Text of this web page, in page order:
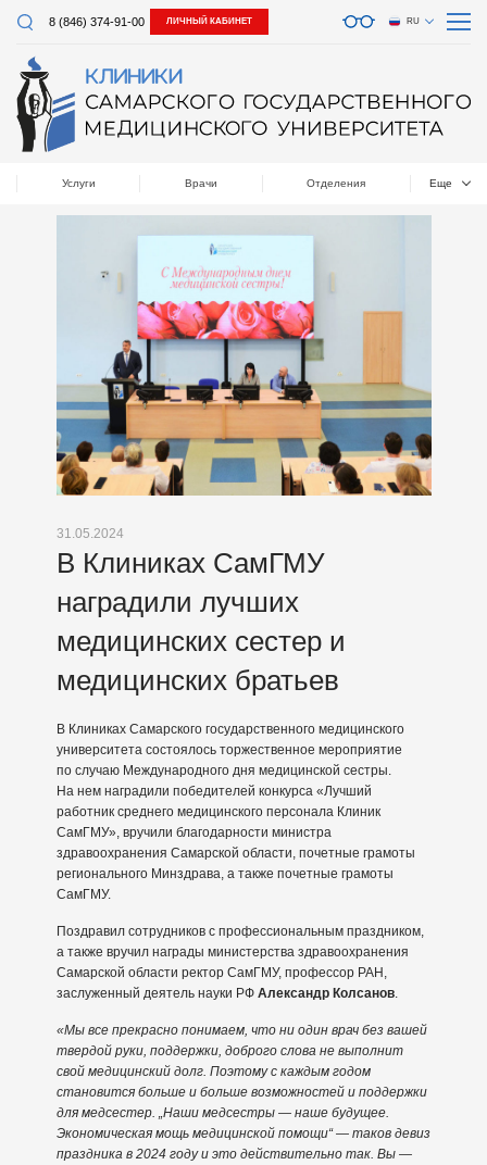
8 (846) 374-91-00 ЛИЧНЫЙ КАБИНЕТ RU
Услуги Врачи Отделения Еще
31.05.2024
В Клиниках СамГМУ
наградили лучших
медицинских сестер и
медицинских братьев
В Клиниках Самарского государственного медицинского
университета состоялось торжественное мероприятие
по случаю Международного дня медицинской сестры.
На нем наградили победителей конкурса «Лучший
работник среднего медицинского персонала Клиник
СамГМУ», вручили благодарности министра
здравоохранения Самарской области, почетные грамоты
регионального Минздрава, а также почетные грамоты
СамГМУ.
Поздравил сотрудников с профессиональным праздником,
а также вручил награды министерства здравоохранения
Самарской области ректор СамГМУ, профессор РАН,
заслуженный деятель науки РФ Александр Колсанов.
«Мы все прекрасно понимаем, что ни один врач без вашей
твердой руки, поддержки, доброго слова не выполнит
свой медицинский долг. Поэтому с каждым годом
становится больше и больше возможностей и поддержки
для медсестер. „Наши медсестры — наше будущее.
Экономическая мощь медицинской помощи“ — таков девиз
праздника в 2024 году и это действительно так. Вы —